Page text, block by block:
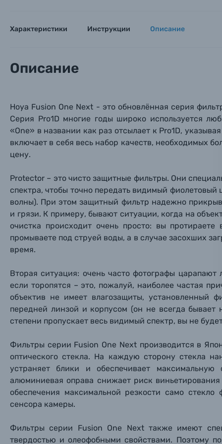
Ваш
Ваш
Фотокамеры моментальной печати
Вспышки для фотоаппаратов
Аксессуары для фото и видеокамер
Электроника
Материалы
Фоторамки
Фотоальбомы
Книги о фотографии, альбомы известных
Солнцезащитные очки
Б/У фототехника (Комиссионные товары)
Уценённые товары
Заказ
Вами с
Имя*
Характеристики Инструкции Описание
Описание
Hoya Fusion One Next - это обновлённая серия
Серия Pro1D многие годы широко используется
«One» в названии как раз отсылает к Pro1D,
включает в себя весь набор качеств, необходимых
цену.
Protector – это чисто защитные фильтры. Они
спектра, чтобы точно передать видимый
волны). При этом защитный фильтр надежно
и грязи. К примеру, бывают ситуации, когда на
очистка происходит очень просто: вы
промываете под струей воды, а в случае засохших
время.
Вторая ситуация: очень часто фотографы
если торопятся – это, пожалуй, наиболее частая
объектив не имеет влагозащиты, установленный
передней линзой и корпусом (он не всегда
степени пропускает весь видимый спектр, вы не
Фильтры серии Fusion One Next производится в
оптического стекла. На каждую сторону стекла
устраняет блики и обеспечивает максимальную
алюминиевая оправа снижает риск
обеспечения максимальной резкости само стекло
сенсора камеры.
Фильтры серии Fusion One Next также имеют
твердостью и олеофобными свойствами. Поэтому
Ваш